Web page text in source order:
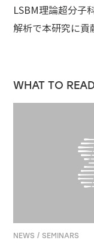
LSBM理論超分子
解析で本研究に貢
WHAT TO
NEWS / SEMINARS